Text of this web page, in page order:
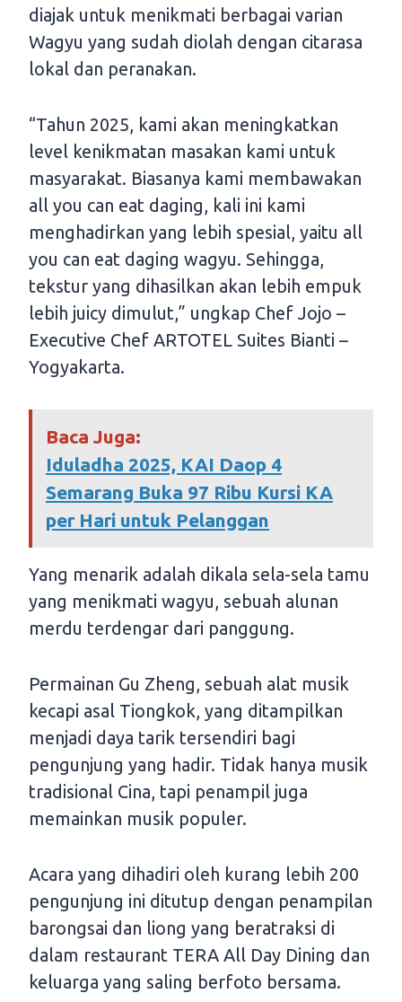
diajak untuk menikmati berbagai varian
Wagyu yang sudah diolah dengan citarasa
lokal dan peranakan.
“Tahun 2025, kami akan meningkatkan
level kenikmatan masakan kami untuk
masyarakat. Biasanya kami membawakan
all you can eat daging, kali ini kami
menghadirkan yang lebih spesial, yaitu all
you can eat daging wagyu. Sehingga,
tekstur yang dihasilkan akan lebih empuk
lebih juicy dimulut,” ungkap Chef Jojo –
Executive Chef ARTOTEL Suites Bianti –
Yogyakarta.
Baca Juga:
Iduladha 2025, KAI Daop 4
Semarang Buka 97 Ribu Kursi KA
per Hari untuk Pelanggan
Yang menarik adalah dikala sela-sela tamu
yang menikmati wagyu, sebuah alunan
merdu terdengar dari panggung.
Permainan Gu Zheng, sebuah alat musik
kecapi asal Tiongkok, yang ditampilkan
menjadi daya tarik tersendiri bagi
pengunjung yang hadir. Tidak hanya musik
tradisional Cina, tapi penampil juga
memainkan musik populer.
Acara yang dihadiri oleh kurang lebih 200
pengunjung ini ditutup dengan penampilan
barongsai dan liong yang beratraksi di
dalam restaurant TERA All Day Dining dan
keluarga yang saling berfoto bersama.